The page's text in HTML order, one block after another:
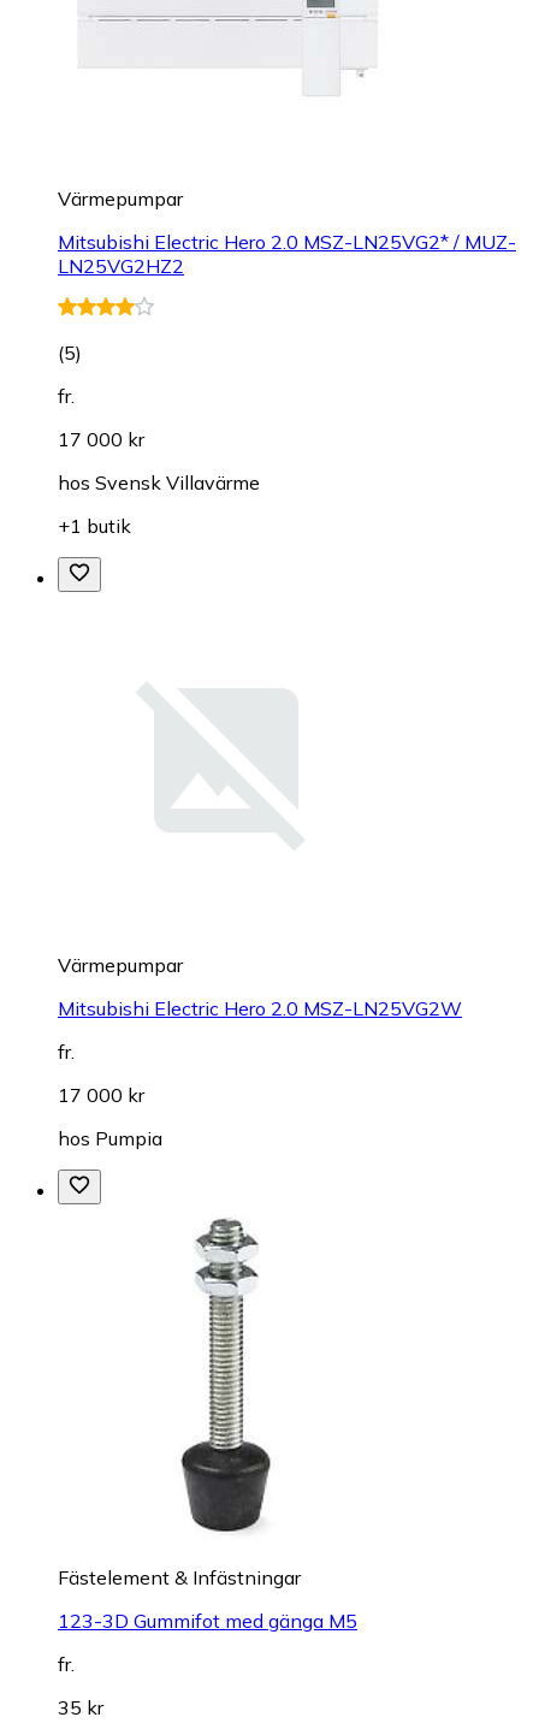
Värmepumpar
Mitsubishi Electric Hero 2.0 MSZ-LN25VG2* / MUZ-
LN25VG2HZ2
(5)
fr.
17 000 kr
hos Svensk Villavärme
+1 butik
Värmepumpar
Mitsubishi Electric Hero 2.0 MSZ-LN25VG2W
fr.
17 000 kr
hos Pumpia
Fästelement & Infästningar
123-3D Gummifot med gänga M5
fr.
35 kr